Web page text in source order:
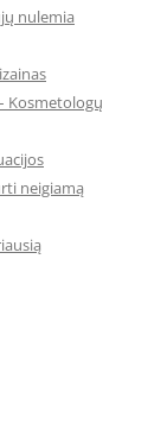
nulemia
Kosmetologų
neigiamą